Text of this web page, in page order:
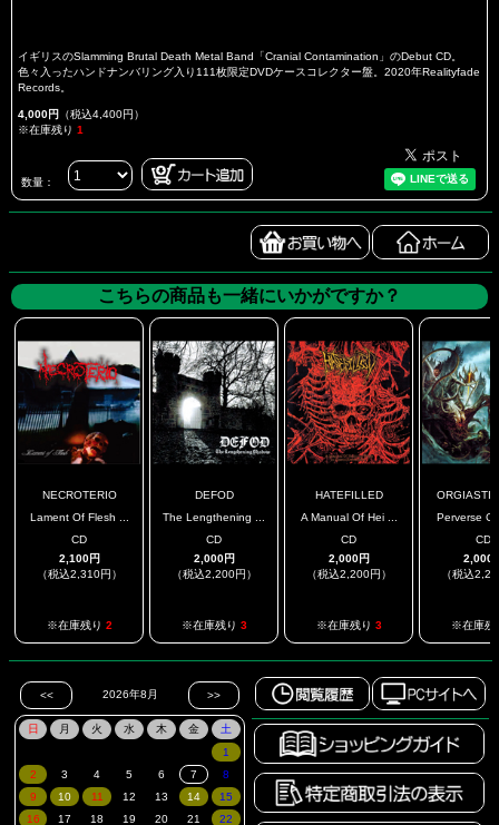
イギリスのSlamming Brutal Death Metal Band「Cranial Contamination」のDebut CD。
色々入ったハンドナンバリング入り111枚限定DVDケースコレクター盤。2020年Realityfade
Records。
4,000円 （税込4,400円）
※在庫残り 1
数量：
こちらの商品も一緒にいかがですか？
NECROTERIO
Lament Of Flesh ...
CD
2,100円
（税込2,310円）
※在庫残り 2
DEFOD
The Lengthening ...
CD
2,000円
（税込2,200円）
※在庫残り 3
HATEFILLED
A Manual Of Hei ...
CD
2,000円
（税込2,200円）
※在庫残り 3
Perverse
CD
2,000
（税込
※在庫残